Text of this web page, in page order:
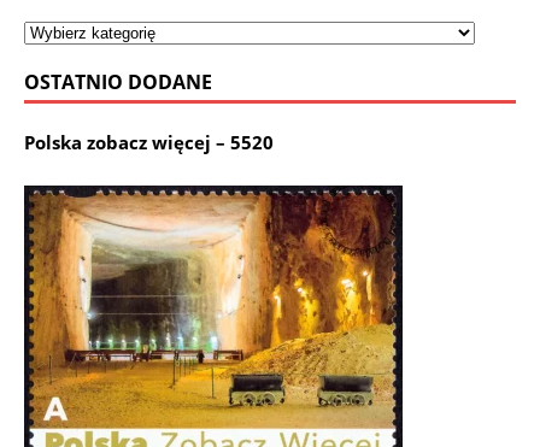
OSTATNIO DODANE
Polska zobacz więcej – 5520